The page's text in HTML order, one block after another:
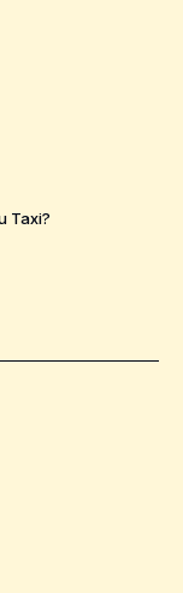
Taxi?